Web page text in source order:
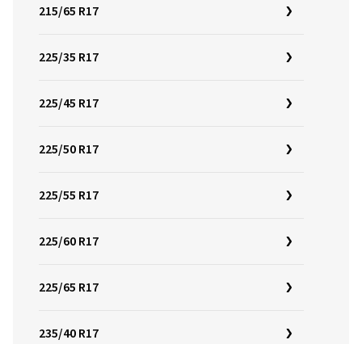
215/65 R17
225/35 R17
225/45 R17
225/50 R17
225/55 R17
225/60 R17
225/65 R17
235/40 R17